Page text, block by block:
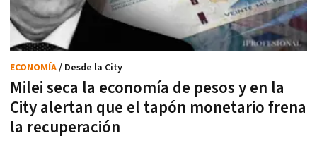
Milei seca la economía de pesos y en la
City alertan que el tapón monetario frena
la recuperación
ECONOMÍA/ Desde la City